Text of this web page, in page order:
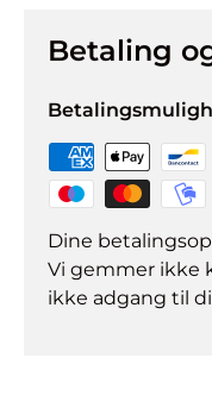
Betaling
Dine
Vi gemmer ikke
ikke adgang til